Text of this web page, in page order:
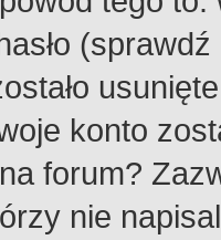
konto
forum?
nie